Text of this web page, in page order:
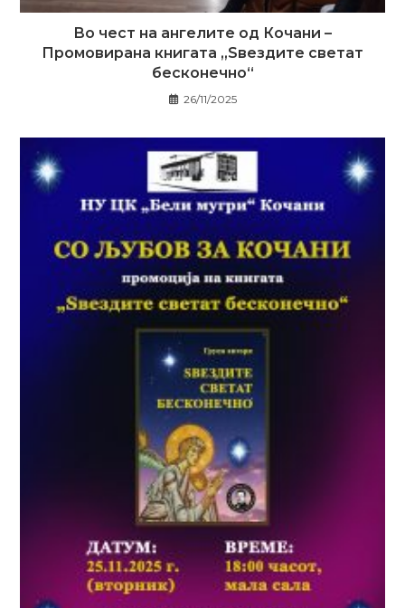
Во чест на ангелите од Кочани –
Промовирана книгата „Ѕвездите светат
бесконечно“
26/11/2025